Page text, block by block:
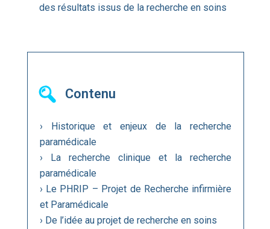
des résultats issus de la recherche en soins
Contenu
› Historique et enjeux de la recherche
paramédicale
› La recherche clinique et la recherche
paramédicale
› Le PHRIP – Projet de Recherche infirmière
et Paramédicale
› De l’idée au projet de recherche en soins